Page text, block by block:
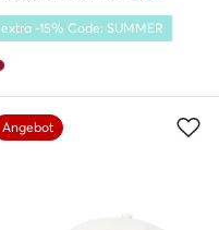
extra -15% Code: SUMMER
Angebot